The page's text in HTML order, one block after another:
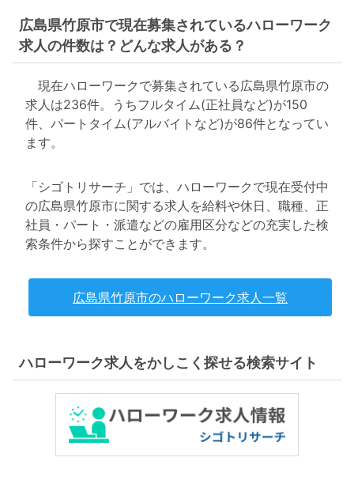
広島県竹原市で現在募集されているハローワーク
求人の件数は？どんな求人がある？
現在ハローワークで募集されている広島県竹原市の
求人は236件。うちフルタイム(正社員など)が150
件、パートタイム(アルバイトなど)が86件となってい
ます。
「シゴトリサーチ」では、ハローワークで現在受付中
の広島県竹原市に関する求人を給料や休日、職種、正
社員・パート・派遣などの雇用区分などの充実した検
索条件から探すことができます。
広島県竹原市のハローワーク求人一覧
ハローワーク求人をかしこく探せる検索サイト